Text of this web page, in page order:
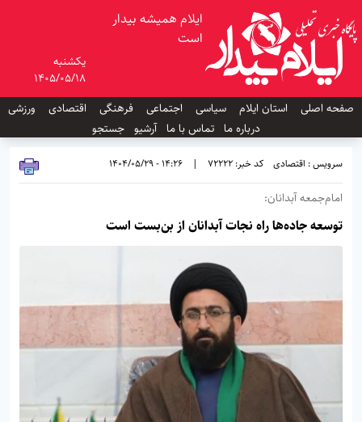
ایلام همیشه بیدار
است
یکشنبه
1405/05/18
صفحه اصلی
استان ایلام سیاسی اجتماعی فرهنگی اقتصادی
ورزشی
درباره ما تماس با ما آرشیو جستجو
سرویس : اقتصادی کد خبر: 72222 |
14:26 - 1404/05/29
امام‌جمعه آبدانان:
توسعه جاده‌ها راه نجات آبدانان از بن‌بست است